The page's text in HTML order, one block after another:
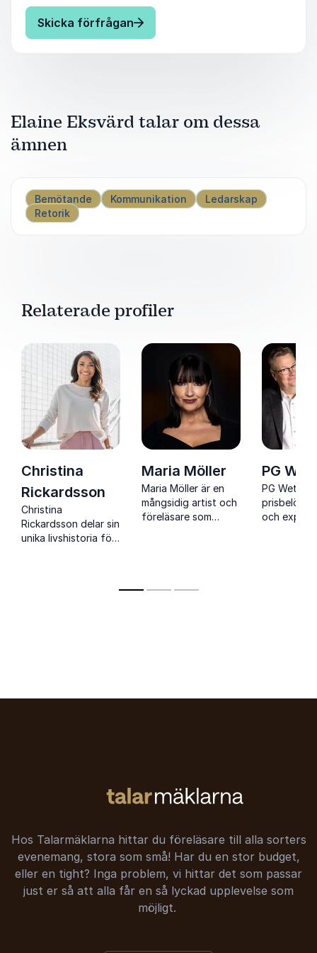
I den här föreläsningen ger Elaine Eksvärd
dig tio nya maktstrategier som tar dig dit du
Skicka förfrågan: Elaine Eksvärd Vardagsmakt -
Elaine Eksvärd talar om dessa
ämnen
Bemötande Kommunikation
Ledarskap
Retorik
Relaterade profiler
Christina
Rickardsson
Christina
Rickardsson delar sin
unika livshistoria för
Maria Möller
Maria Möller är en
mångsidig artist och
föreläsare som
personlig utveckling.
PG
PG Wettsjö
prisbelönt
och expert
Hos Talarmäklarna hittar du föreläsare till alla sorters
evenemang, stora som små! Har du en stor budget,
eller en tight? Inga problem, vi hittar det som passar
just er så att alla får en så lyckad upplevelse som
möjligt.